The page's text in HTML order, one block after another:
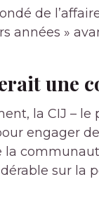
de
années »
une
la CIJ – le
engager
la
sur la